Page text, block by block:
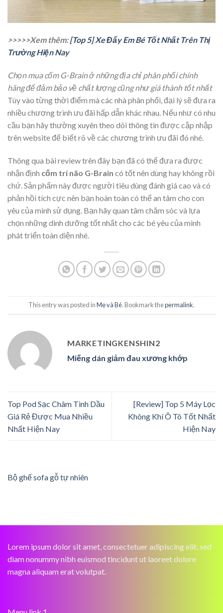
>>>>>Xem thêm:[Top 5] Xe Đẩy Em Bé Tốt Nhất Trên Thị
Trường Hiện Nay
Chọn mua cốm G-Brain ở những địa chỉ phân phối chính
hãng để đảm bảo về chất lượng cũng như giá thành tốt nhất
Tùy vào từng thời điểm mà các nhà phân phối, đại lý sẽ đưa ra
nhiều chương trình ưu đãi hấp dẫn khác nhau. Nếu như có nhu
cầu bạn hãy thường xuyên theo dõi thông tin được cập nhập
trên website để biết rõ về các chương trình ưu đãi đó nhé.
Thông qua bài review trên đây bạn đã có thể đưa ra được
nhận định cốm trí não G-Brain có tốt nên dùng hay không rồi
chứ. Sản phẩm này được người tiêu dùng đánh giá cao và có
phản hồi tích cực nên bạn hoàn toàn có thể an tâm cho con
yêu của mình sử dụng. Bạn hãy quan tâm chăm sóc và lựa
chọn những dinh dưỡng tốt nhất cho các bé yêu của mình
phát triển toàn diện nhé.
This entry was posted inMẹ và Bé. Bookmark thepermalink.
MARKETINGKENSHIN2
Miếng dán giảm đau xương khớp
Top Pod Sạc Châm Tinh Dầu
Giá Rẻ Được Mua Nhiều
Nhất Hiện Nay
[Review] Top 5 Máy Lọc
Không Khí Ô Tô Tốt Nhất
Hiện Nay
Bộ ghế sofa gỗ tự nhiên
Lorem ipsum dolor sit amet, consectetuer adipiscing elit, sed
diam nonummy nibh euismod tincidunt ut laoreet dolore
magna aliquam erat volutpat.